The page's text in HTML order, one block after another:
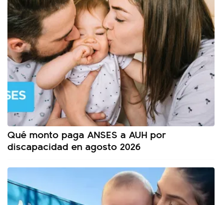
Qué monto paga ANSES a AUH por
discapacidad en agosto 2026